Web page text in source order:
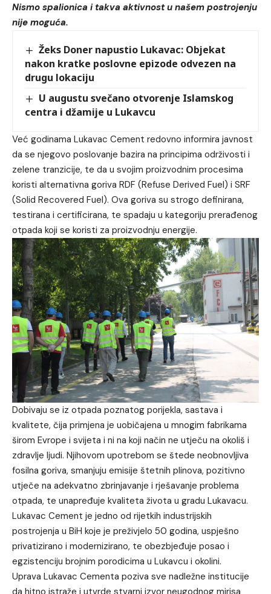
Nismo spalionica i takva aktivnost u našem postrojenju
nije moguća.
Žeks Doner napustio Lukavac: Objekat
nakon kratke poslovne epizode odvezen na
drugu lokaciju
U augustu svečano otvorenje Islamskog
centra i džamije u Lukavcu
Već godinama Lukavac Cement redovno informira javnost
da se njegovo poslovanje bazira na principima održivosti i
zelene tranzicije, te da u svojim proizvodnim procesima
koristi alternativna goriva RDF (Refuse Derived Fuel) i SRF
(Solid Recovered Fuel). Ova goriva su strogo definirana,
testirana i certificirana, te spadaju u kategoriju prerađenog
otpada koji se koristi za proizvodnju energije.
Dobivaju se iz otpada poznatog porijekla, sastava i
kvalitete, čija primjena je uobičajena u mnogim fabrikama
širom Evrope i svijeta i ni na koji način ne utječu na okoliš i
zdravlje ljudi. Njihovom upotrebom se štede neobnovljiva
fosilna goriva, smanjuju emisije štetnih plinova, pozitivno
utječe na adekvatno zbrinjavanje i rješavanje problema
otpada, te unapređuje kvaliteta života u gradu Lukavacu.
Lukavac Cement je jedno od rijetkih industrijskih
postrojenja u BiH koje je preživjelo 50 godina, uspješno
privatizirano i modernizirano, te obezbjeđuje posao i
egzistenciju brojnim porodicima u Lukavcu i okolini.
Uprava Lukavac Cementa poziva sve nadležne institucije